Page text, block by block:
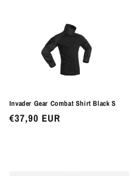
Invader Gear Combat Shirt Black S
Preço
€37,90 EUR